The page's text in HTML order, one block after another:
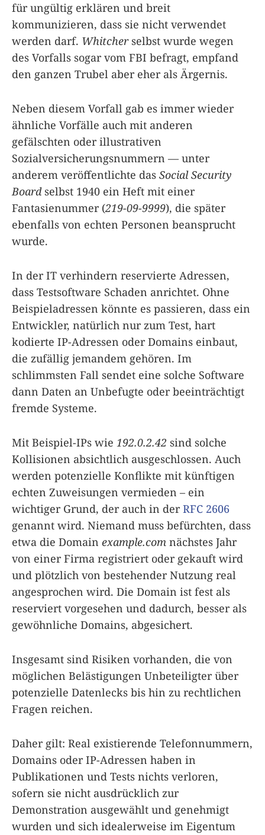
für ungültig erklären und breit
kommunizieren, dass sie nicht verwendet
werden darf. Whitcherselbst wurde wegen
des Vorfalls sogar vom FBI befragt, empfand
den ganzen Trubel aber eher als Ärgernis.
Neben diesem Vorfall gab es immer wieder
ähnliche Vorfälle auch mit anderen
gefälschten oder illustrativen
Sozialversicherungsnummern — unter
anderem veröffentlichte das Social Security
Boardselbst 1940 ein Heft mit einer
Fantasienummer (219-09-9999), die später
ebenfalls von echten Personen beansprucht
wurde.
In der IT verhindern reservierte Adressen,
dass Testsoftware Schaden anrichtet. Ohne
Beispieladressen könnte es passieren, dass ein
Entwickler, natürlich nur zum Test, hart
kodierte IP-Adressen oder Domains einbaut,
die zufällig jemandem gehören. Im
schlimmsten Fall sendet eine solche Software
dann Daten an Unbefugte oder beeinträchtigt
fremde Systeme.
Mit Beispiel-IPs wie 192.0.2.42 sind solche
Kollisionen absichtlich ausgeschlossen. Auch
werden potenzielle Konflikte mit künftigen
echten Zuweisungen vermieden – ein
wichtiger Grund, der auch in derRFC 2606
genannt wird. Niemand muss befürchten, dass
etwa die Domain example.com nächstes Jahr
von einer Firma registriert oder gekauft wird
und plötzlich von bestehender Nutzung real
angesprochen wird. Die Domain ist fest als
reserviert vorgesehen und dadurch, besser als
gewöhnliche Domains, abgesichert.
Insgesamt sind Risiken vorhanden, die von
möglichen Belästigungen Unbeteiligter über
potenzielle Datenlecks bis hin zu rechtlichen
Fragen reichen.
Daher gilt: Real existierende Telefonnummern,
Domains oder IP-Adressen haben in
Publikationen und Tests nichts verloren,
sofern sie nicht ausdrücklich zur
Demonstration ausgewählt und genehmigt
wurden und sich idealerweise im Eigentum